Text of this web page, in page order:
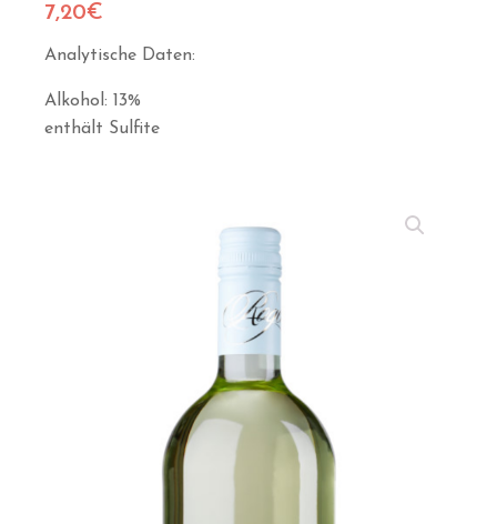
7,20€
Analytische Daten:
Alkohol: 13%
enthält Sulfite